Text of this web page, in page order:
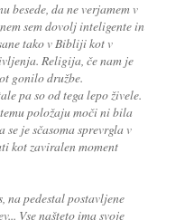
besede, da ne verjamem v
sem dovolj inteligente in
tako v Bibliji kot v
Religija, če nam je
gonilo družbe.
pa so od tega lepo živele.
položaju moči ni bila
je sčasoma sprevrgla v
kot zaviralen moment
na pedestal postavljene
Vse našteto ima svoje